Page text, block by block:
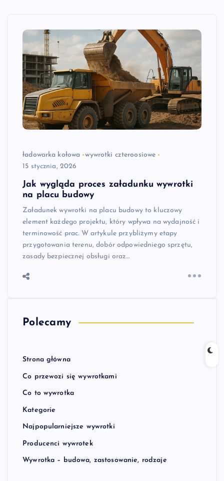
ładowarka kołowa
wywrotki czteroosiowe
15 stycznia, 2026
Jak wygląda proces załadunku wywrotki
na placu budowy
Załadunek wywrotki na placu budowy to kluczowy
element każdego projektu, który wpływa na wydajność i
terminowość prac. W artykule przybliżymy etapy
przygotowania terenu, dobór odpowiedniego sprzętu,
zasady bezpiecznej obsługi oraz…
Polecamy
Strona główna
Co przewozi się wywrotkami
Co to wywrotka
Kategorie
Najpopularniejsze wywrotki
Producenci wywrotek
Wywrotka – budowa, zastosowanie, rodzaje